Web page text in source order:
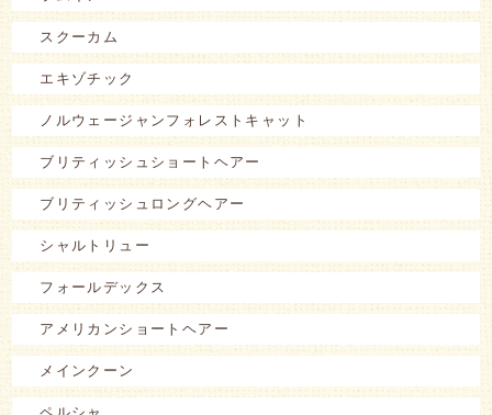
スクーカム
エキゾチック
ノルウェージャンフォレストキャット
ブリティッシュショートヘアー
ブリティッシュロングヘアー
シャルトリュー
フォールデックス
アメリカンショートヘアー
メインクーン